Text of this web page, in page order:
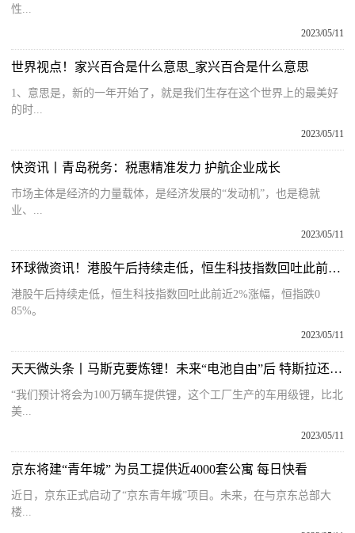
性...
2023/05/11
世界视点！家兴百合是什么意思_家兴百合是什么意思
1、意思是，新的一年开始了，就是我们生存在这个世界上的最美好
的时...
2023/05/11
快资讯丨青岛税务：税惠精准发力 护航企业成长
市场主体是经济的力量载体，是经济发展的“发动机”，也是稳就
业、...
2023/05/11
环球微资讯！港股午后持续走低，恒生科技指数回吐此前近2%涨幅
港股午后持续走低，恒生科技指数回吐此前近2%涨幅，恒指跌0
85%。
2023/05/11
天天微头条丨马斯克要炼锂！未来“电池自由”后 特斯拉还会继续降价吗？
“我们预计将会为100万辆车提供锂，这个工厂生产的车用级锂，比北
美...
2023/05/11
京东将建“青年城” 为员工提供近4000套公寓 每日快看
近日，京东正式启动了“京东青年城”项目。未来，在与京东总部大
楼...